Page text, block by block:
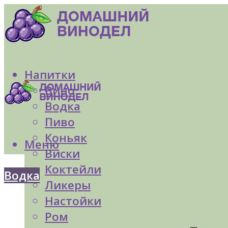
Напитки
Вино
Водка
Пиво
Коньяк
Виски
Коктейли
Ликеры
Настойки
Ром
Меню
Водка